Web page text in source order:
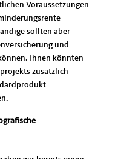
Voraussetzungen
sollten aber
und
Ihnen könnten
zusätzlich